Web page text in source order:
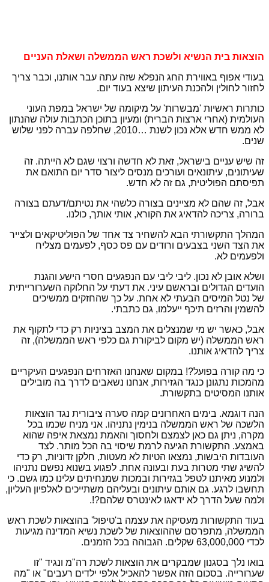
הוצאות בית הנשיא ולשכת ראש הממשלה ושאלת העניים
בעודי אפוף באווירת החג הנפלא שזה עתה עבר אותנו, וכבר צריך
לחזור לחולין ולהכנת העיתון שיצא בעוד יום.
כותרות ראשיות 'מבשרות' על מיקומה של ישראל במפת העוני
העולמית (אחרי ארצות הברית) ומעיון בתוכן הכתבות עולה שהנתון
לא ממש חדש אלא נכון לשנת …2010, שחלפה עברה לפני שלוש
שנים.
זה שיש עניים בישראל, זאת לא חדשה ורצוי שגם לא הייתה. זה
שעיתונים, עיתונאים ועורכים מנסים ליצור סדר יום התואם את
תפיסתם הפוליטית, גם זה לא חדש.
אבל, זה שהם לא מציינים בצורה כלשהי את נטיתם/דעתם בצורה
ברורה, צריכה להדאיג את הקורא, אותי אותך, כולנו.
המהלך התקשורתי הבא להשחיר צד אחד של הפוליטיקאים ולצייר
את הצד השני בצבעים ורודים עם פס כסף, לפעמים מצליח
ולפעמים לא.
ושלא אובן לא נכון. ליבי ליבי עם הנפגעים חסרי הישע והגנת
הועדים הגדולים ובראשם עיני. את דעתי על החלוקה השערורייתית
של נטל המיסים הבעתי לא אחת. על כך שהחזקים ממשיכים
להשמין והרזים תיכף ייעלמו, גם כתבתי.
אבל, כאשר יש מי שמנצלים את המצב בציניות רק כדי לתקוף את
ראש הממשלה (יש מקום לביקורת גם כלפי ראש הממשלה), זה
צריך להדאיג אותנו.
כי מה קורה בפועל?! במקום שאנחנו האזרחים הנפגעים העיקריים
מהמכות נתגונן כנגד הגזירות, אנחנו נשאבים לדרך בה מובילים
אותנו המסיטים בתקשורת.
הנה דוגמא. בימים האחרונים קמה סערה ציבורית נגד הוצאות
הלשכה של ראש הממשלה בנימין נתניהו. אני מניח שכמו בכל
מקרה, ניתן גם כאן לצמצם ולחסוך והאמת נמצאת איפה שהוא
באמצע. התקשורת הגיעה לרמת שיסוי בה הכל מותר. לצד
העובדות היבשות, נמצאו הטיות לא מעטות, חלקן זדוניות, רק כדי
להשיג שתי מטרות בעת ובעונה אחת. לפגוע בשנוא נפשם נתניהו
ולמנוע מאיתנו לטפל בגזירות ובמכות שמנחיתים עלינו כמו גשם. כי
תחשבו לרגע. גם אותם עיתונים ובעליהם משתייכים לאלפיון העליון,
ולמה שעל הדרך לא ידאגו לאינטרס שלהם?!.
בעוד התקשורות מעסיקה את עצמה ב'טיפול' בהוצאות לשכת ראש
הממשלה, מתפרסם שההוצאות של לשכת נשיא המדינה מגיעות
לכדי 63,000,000 שקלים. הגבוהה בכל הזמנים.
בואו נלך בסגנון שמבקרים את הוצאות לשכת רה"מ ונגיד "זו
שערורייה. בסכום הזה אפשר להאכיל אלפי ילדים רעבים" או "מה